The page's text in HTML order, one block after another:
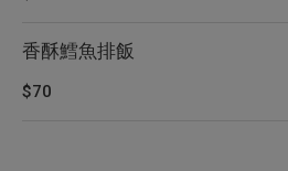
香酥鱈魚排飯
$70